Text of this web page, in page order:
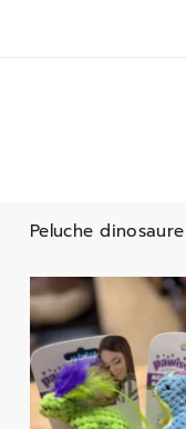
Peluche dinosaure